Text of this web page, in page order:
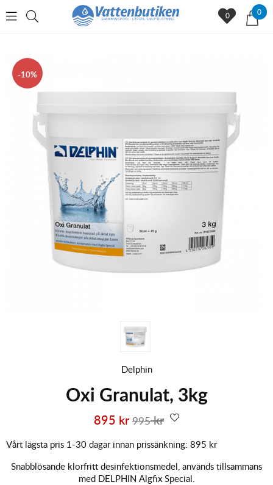
0
0
10
Delphin
Oxi Granulat, 3kg
995kr
895 kr
Vårt lägsta pris 1-30 dagar innan prissänkning: 895 kr
Snabblösande klorfritt desinfektionsmedel, används tillsammans
med DELPHIN Algfix Special.